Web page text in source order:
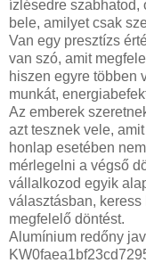
ízlésedre szabhatod,
bele, amilyet csak
Van egy presztízs
van szó, amit
hiszen egyre többen
munkát,
Az emberek
azt tesznek vele,
honlap esetében
mérlegelni a végső
vállalkozod egyik
választásban,
megfelelő döntést.
Alumínium redőny